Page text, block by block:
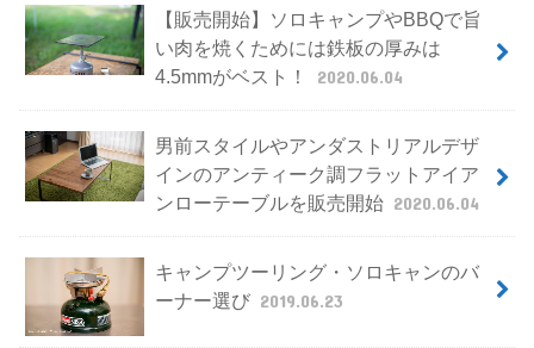
【販売開始】ソロキャンプやBBQで旨
い肉を焼くためには鉄板の厚みは
4.5mmがベスト！
2020.06.04
男前スタイルやアンダストリアルデザ
インのアンティーク調フラットアイア
ンローテーブルを販売開始 2020.06.04
キャンプツーリング・ソロキャンのバ
ーナー選び 2019.06.23